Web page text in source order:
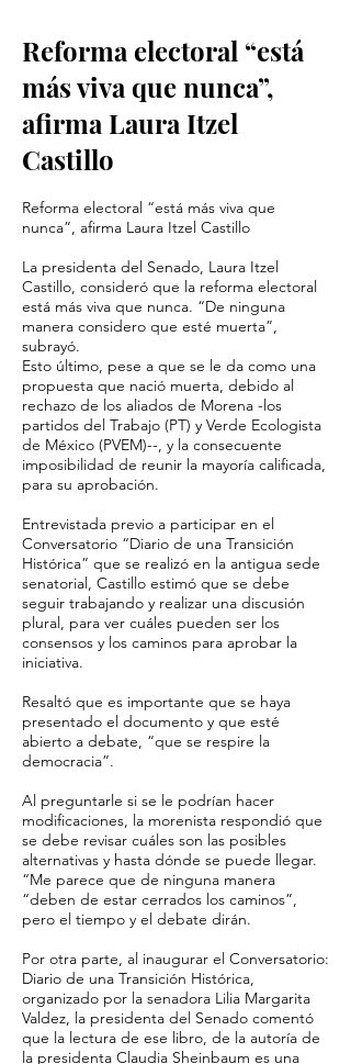
Reforma electoral “está
más viva que nunca”,
afirma Laura Itzel
Castillo
Reforma electoral “está más viva que
nunca”, afirma Laura Itzel Castillo
La presidenta del Senado, Laura Itzel
Castillo, consideró que la reforma electoral
está más viva que nunca. “De ninguna
manera considero que esté muerta”,
subrayó.
Esto último, pese a que se le da como una
propuesta que nació muerta, debido al
rechazo de los aliados de Morena -los
partidos del Trabajo (PT) y Verde Ecologista
de México (PVEM)--, y la consecuente
imposibilidad de reunir la mayoría calificada,
para su aprobación.
Entrevistada previo a participar en el
Conversatorio “Diario de una Transición
Histórica” que se realizó en la antigua sede
senatorial, Castillo estimó que se debe
seguir trabajando y realizar una discusión
plural, para ver cuáles pueden ser los
consensos y los caminos para aprobar la
iniciativa.
Resaltó que es importante que se haya
presentado el documento y que esté
abierto a debate, “que se respire la
democracia”.
Al preguntarle si se le podrían hacer
modificaciones, la morenista respondió que
se debe revisar cuáles son las posibles
alternativas y hasta dónde se puede llegar.
“Me parece que de ninguna manera
“deben de estar cerrados los caminos”,
pero el tiempo y el debate dirán.
Por otra parte, al inaugurar el Conversatorio:
Diario de una Transición Histórica,
organizado por la senadora Lilia Margarita
Valdez, la presidenta del Senado comentó
que la lectura de ese libro, de la autoría de
la presidenta Claudia Sheinbaum es una